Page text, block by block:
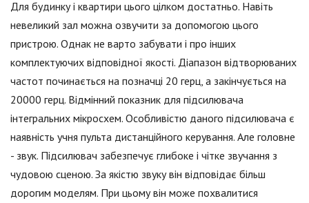
Для будинку і квартири цього цілком достатньо. Навіть
невеликий зал можна озвучити за допомогою цього
пристрою. Однак не варто забувати і про інших
комплектуючих відповідної якості. Діапазон відтворюваних
частот починається на позначці 20 герц, а закінчується на
20000 герц. Відмінний показник для підсилювача
інтегральних мікросхем. Особливістю даного підсилювача є
наявність учня пульта дистанційного керування. Але головне
- звук. Підсилювач забезпечує глибоке і чітке звучання з
чудовою сценою. За якістю звуку він відповідає більш
дорогим моделям. При цьому він може похвалитися